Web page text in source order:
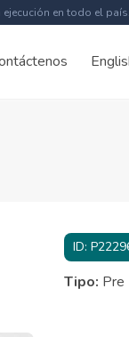
en todo el
ID:
Tipo: Pre